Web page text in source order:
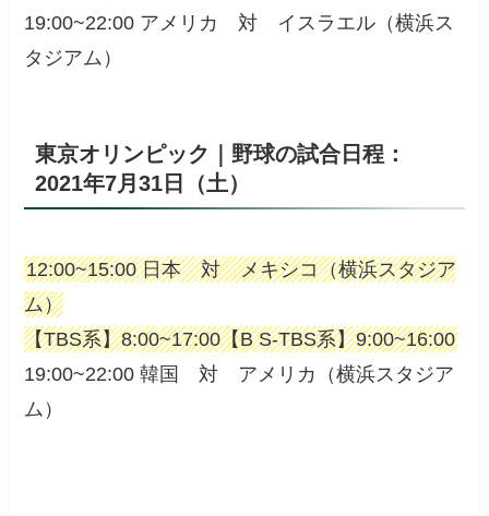
19:00~22:00 アメリカ 対 イスラエル（横浜ス
タジアム）
東京オリンピック｜野球の試合日程：
2021年7月31日（土）
12:00~15:00 日本 対 メキシコ（横浜スタジア
ム）
【TBS系】8:00~17:00【B S-TBS系】9:00~16:00
19:00~22:00 韓国 対 アメリカ（横浜スタジア
ム）